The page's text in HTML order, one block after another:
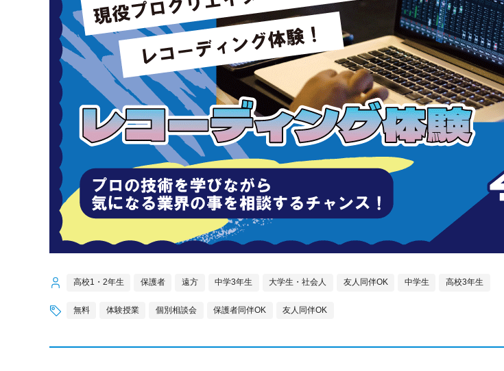
高校1・2年生 保護者 遠方 中学3年生 大学生・社会人 友人同伴OK 中学生 高校3年生
無料 体験授業 個別相談会 保護者同伴OK 友人同伴OK